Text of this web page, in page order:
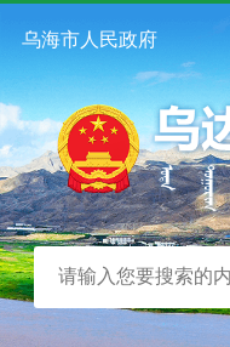
乌海市人民政府